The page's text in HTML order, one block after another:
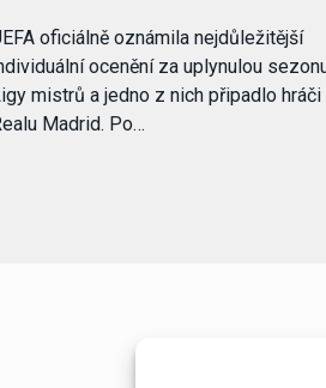
oficiálně oznámila nejdůležitější
ocenění za uplynulou
mistrů a jedno z nich připadlo hráči
Madrid. Po…